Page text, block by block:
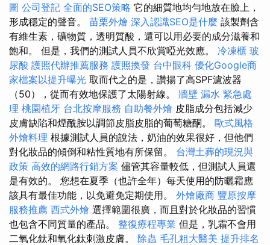
圖 公司登記 全面的SEO策略 它的細質地均勻地放在臉上，
形成穩定的聲音。 苗栗外燴 深入認識SEO是什麼 該製劑含
有維生素，礦物質，透明質酸，還可以用必要的成分滋養和
飽和。 但是，我們的測試人員不欣賞啞光效應。 冷凍櫃 玻
尿酸 護照代辦推薦服務 護照換發 台中眼科 優化Google商
家檔案以提升曝光 取而代之的是，讚揚了高SPF濾波器
（50），從而有效地保護了太陽射線。 牆壁 漏水 緊急處
理 桃園植牙 台北按摩服務 自助餐外燴 皮脂成分包括減少
皮膚缺陷和煙酰胺以調節皮脂皮脂的葡萄糖酮。 歐式風格
外燴料理 根據測試人員的說法，奶油的效果很好，但他們
對化妝品的傾倒和粘性質地有所保留。 台灣土葬的現況與
政策 高效的網路行銷方案 儘管其容量較低，但測試人員還
是有效的。 您想在夏季（也許全年）每天使用的防曬霜應
該具有最佳功能，以免避免定期使用。 外燴廠商 豐原按摩
服務推薦 西式外燴 選擇範圍很廣，而且對於化妝品的習慣
也包含不同質量的產品。 整復療程專業 但是，乳霜不會用
二氧化鈦和氧化鈦刺激皮膚。 除蟲 毛孔粗大醫美 提升排名